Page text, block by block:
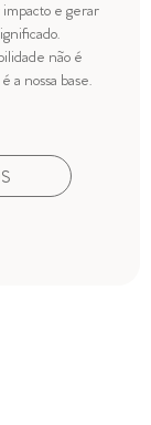
e gerar
não é
a nossa base.